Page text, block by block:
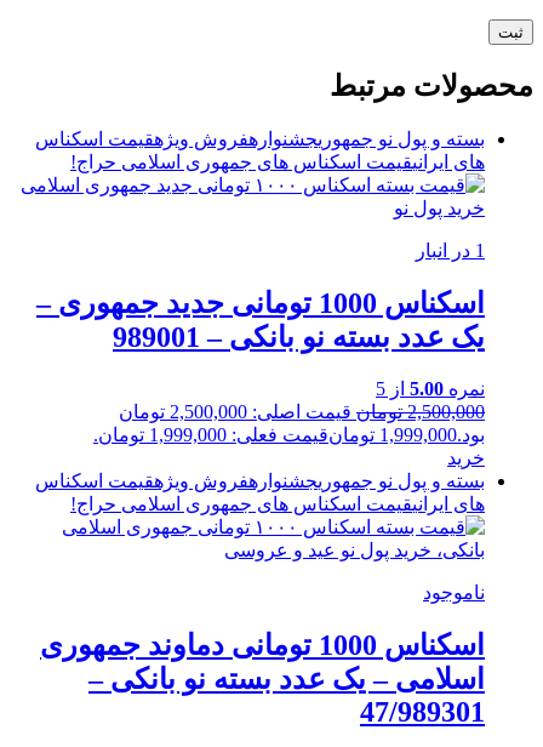
محصولات مرتبط
بسته و پول نو جمهوریجشنوارهفروش ویژهقیمت اسکناس
های ایرانیقیمت اسکناس های جمهوری اسلامی حراج!
1 در انبار
اسکناس 1000 تومانی جدید جمهوری –
یک عدد بسته نو بانکی – 989001
نمره 5.00 از 5
2,500,000 تومان
قیمت اصلی: 2,500,000 تومان
بود.1,999,000 تومانقیمت فعلی: 1,999,000 تومان.
خرید
بسته و پول نو جمهوریجشنوارهفروش ویژهقیمت اسکناس
های ایرانیقیمت اسکناس های جمهوری اسلامی حراج!
ناموجود
اسکناس 1000 تومانی دماوند جمهوری
اسلامی – یک عدد بسته نو بانکی –
47/989301